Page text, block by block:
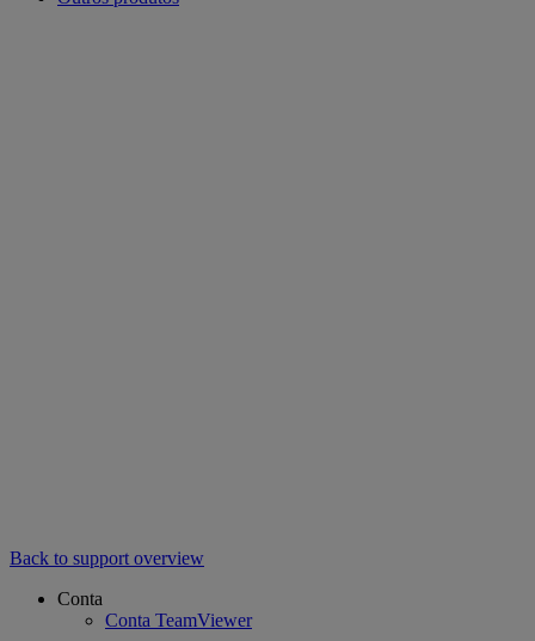
Back to support overview
Conta
Conta TeamViewer